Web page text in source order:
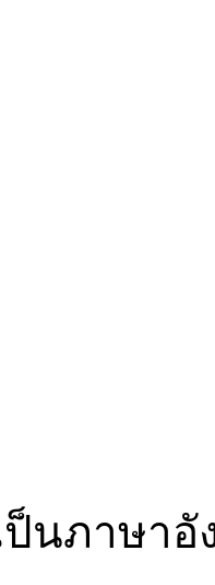
นภาษาอั